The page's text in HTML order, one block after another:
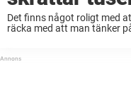
Det finns något roligt med
räcka med att man tänker